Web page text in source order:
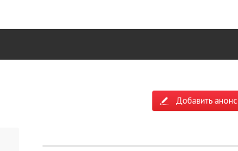
Добавить анонс